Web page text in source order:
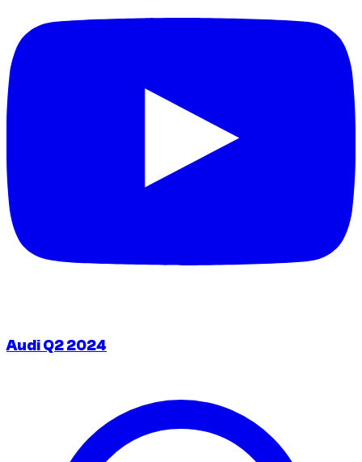
Audi Q2 2024